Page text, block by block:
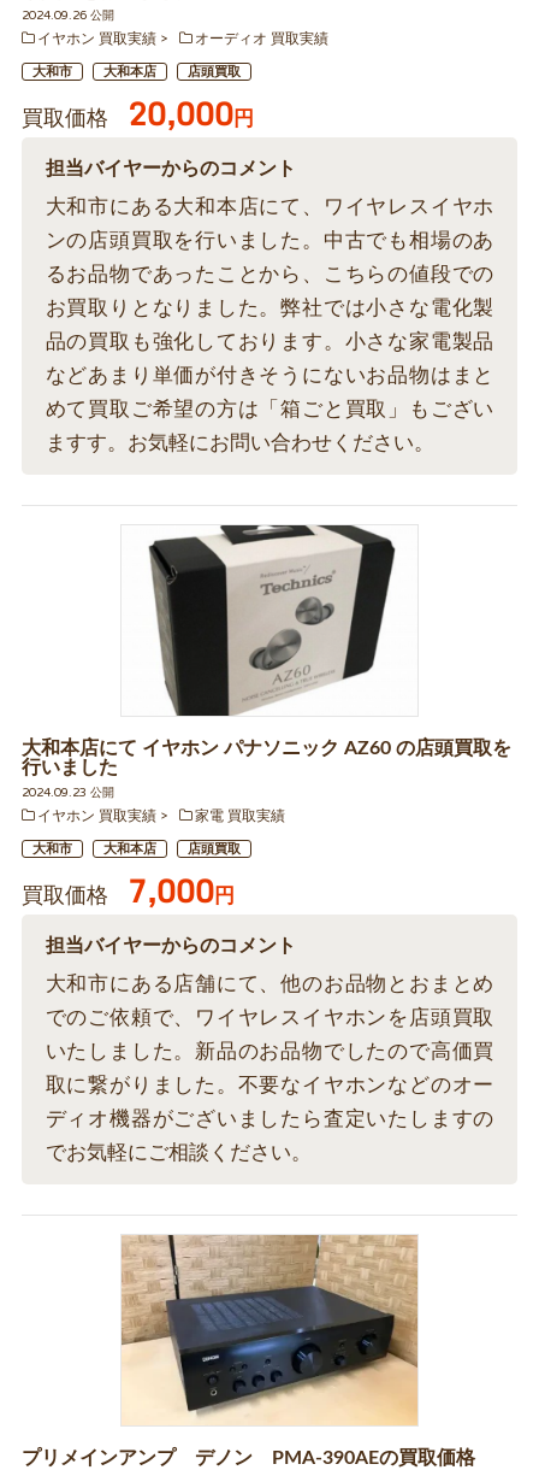
2024.09.26 公開
イヤホン 買取実績
オーディオ 買取実績
大和市 大和本店 店頭買取
買取価格 20,000円
担当バイヤーからのコメント
大和市にある大和本店にて、ワイヤレスイヤホ
ンの店頭買取を行いました。中古でも相場のあ
るお品物であったことから、こちらの値段での
お買取りとなりました。弊社では小さな電化製
品の買取も強化しております。小さな家電製品
などあまり単価が付きそうにないお品物はまと
めて買取ご希望の方は「箱ごと買取」もござい
ますす。お気軽にお問い合わせください。
大和本店にて イヤホン パナソニック AZ60 の店頭買取を
行いました
2024.09.23 公開
イヤホン 買取実績
家電 買取実績
大和市 大和本店 店頭買取
買取価格 7,000円
担当バイヤーからのコメント
大和市にある店舗にて、他のお品物とおまとめ
でのご依頼で、ワイヤレスイヤホンを店頭買取
いたしました。新品のお品物でしたので高価買
取に繋がりました。不要なイヤホンなどのオー
ディオ機器がございましたら査定いたしますの
でお気軽にご相談ください。
プリメインアンプ デノン PMA-390AEの買取価格